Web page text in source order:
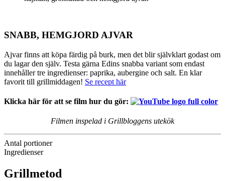
SNABB, HEMGJORD AJVAR
Ajvar finns att köpa färdig på burk, men det blir självklart godast om
du lagar den själv. Testa gärna Edins snabba variant som endast
innehåller tre ingredienser: paprika, aubergine och salt. En klar
favorit till grillmiddagen! Se recept här
Klicka här för att se film hur du gör:
Filmen inspelad i Grillbloggens utekök
Antal portioner
Ingredienser
Grillmetod